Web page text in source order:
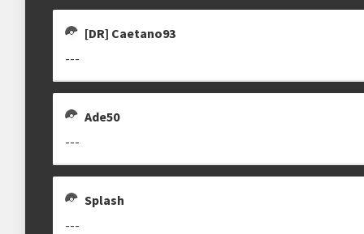
[DR] Caetano93
---
Ade50
---
Splash
---